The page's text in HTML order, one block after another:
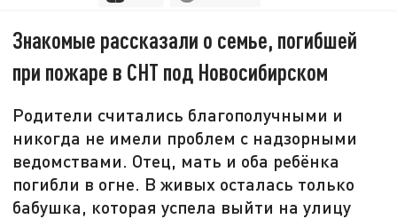
Знакомые рассказали о семье, погибшей
при пожаре в СНТ под Новосибирском
Родители считались благополучными и
никогда не имели проблем с надзорными
ведомствами. Отец, мать и оба ребёнка
погибли в огне. В живых осталась только
бабушка, которая успела выйти на улицу